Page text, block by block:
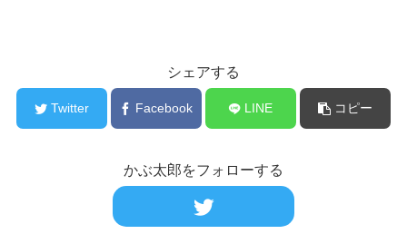
シェアする
Twitter Facebook LINE コピー
かぶ太郎をフォローする